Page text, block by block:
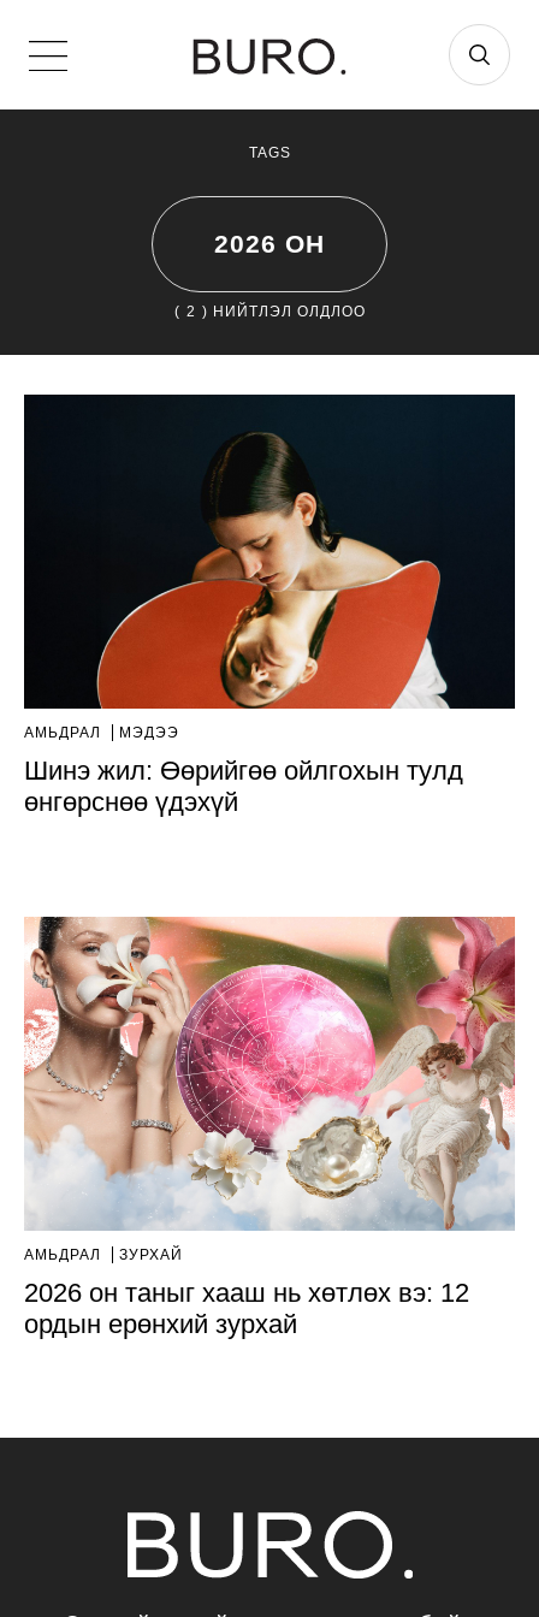
TAGS
2026 ОН
( 2 ) НИЙТЛЭЛ ОЛДЛОО
АМЬДРАЛ МЭДЭЭ
Шинэ жил: Өөрийгөө ойлгохын тулд
өнгөрснөө үдэхүй
АМЬДРАЛ ЗУРХАЙ
2026 он таныг хааш нь хөтлөх вэ: 12
ордын ерөнхий зурхай